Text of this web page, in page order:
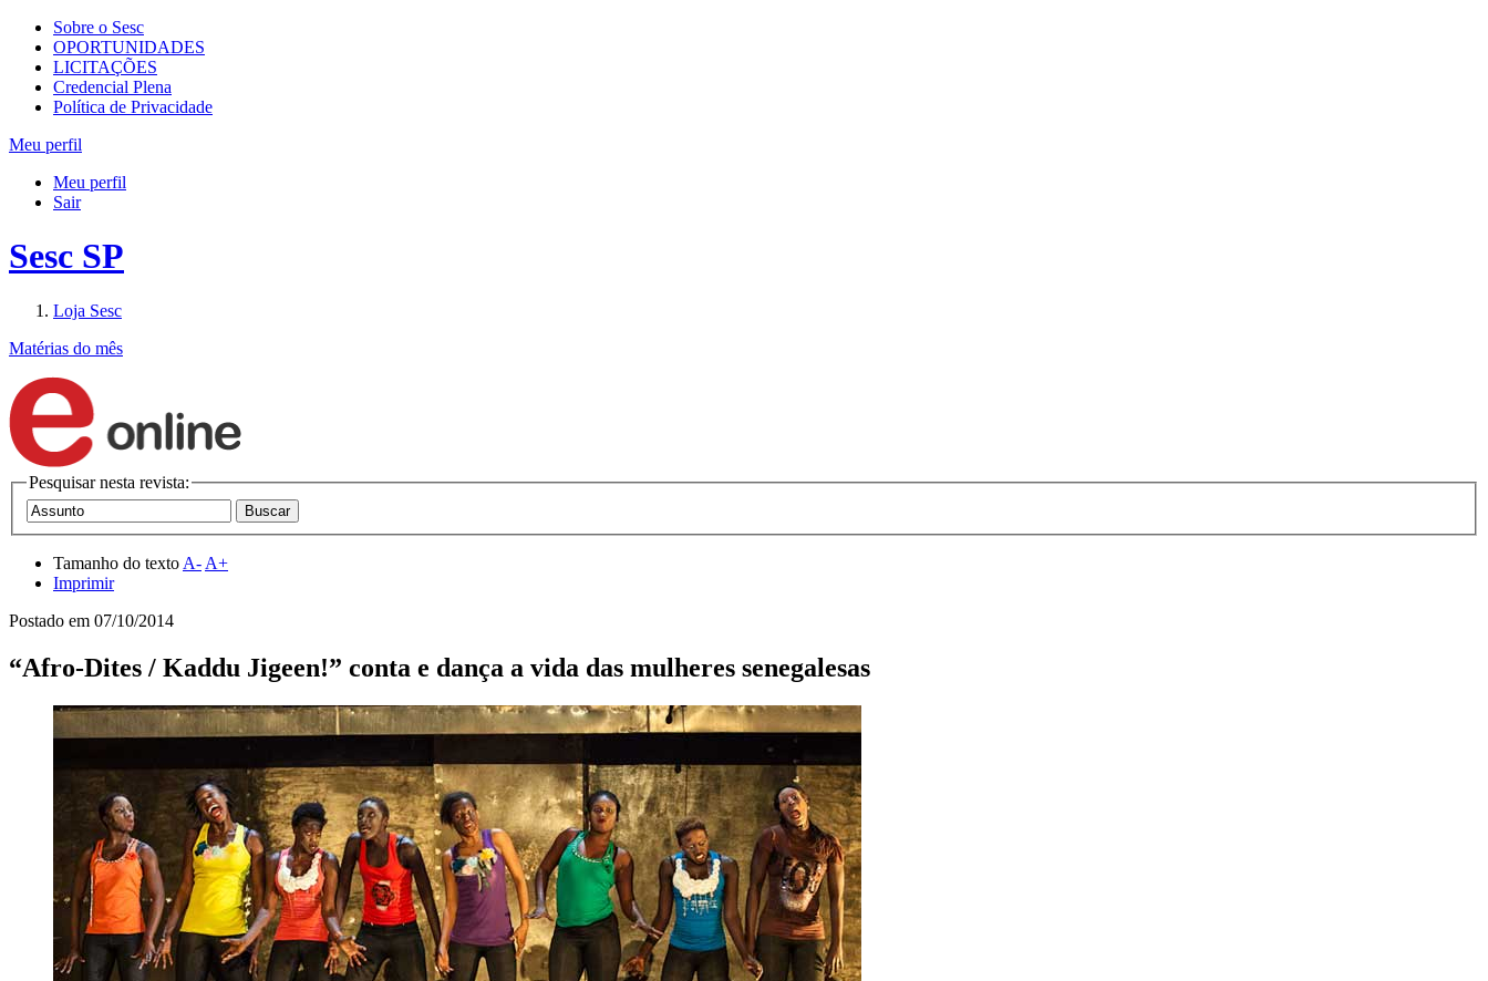
Sobre o Sesc
OPORTUNIDADES
LICITAÇÕES
Credencial Plena
Política de Privacidade
Meu perfil
Meu perfil
Sair
Sesc SP
Loja Sesc
Matérias do mês
Pesquisar nesta revista:
Tamanho do texto A- A+
Imprimir
Postado em 07/10/2014
“Afro-Dites / Kaddu Jigeen!” conta e dança a vida das mulheres senegalesas